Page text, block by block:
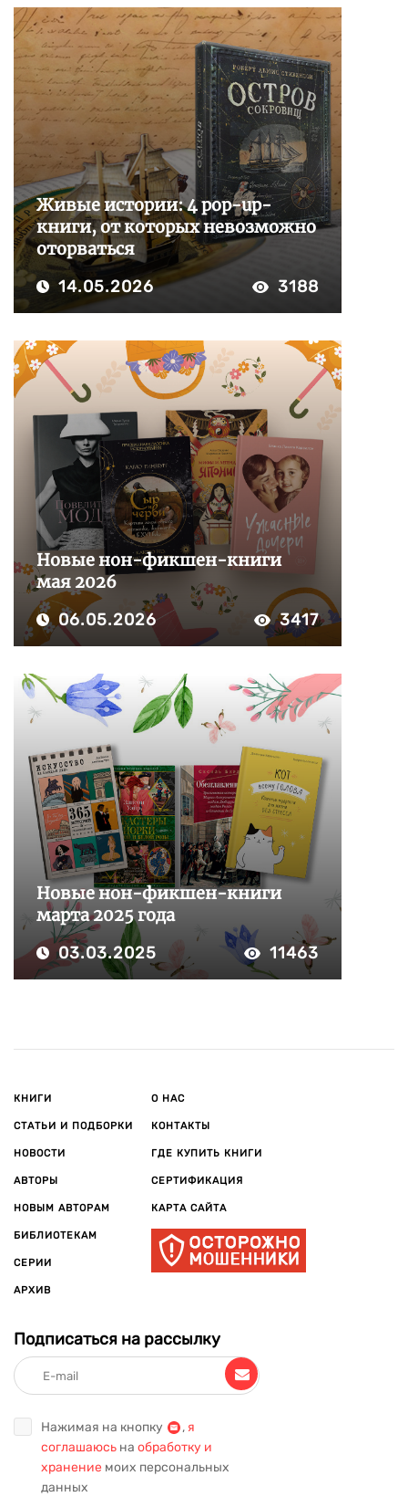
Живые истории: 4 pop-up-
книги, от которых невозможно
оторваться
14.05.2026 3188
Новые нон-фикшен-книги
мая 2026
06.05.2026 3417
Новые нон-фикшен-книги
марта 2025 года
03.03.2025 11463
КНИГИ
СТАТЬИ И ПОДБОРКИ
НОВОСТИ
АВТОРЫ
НОВЫМ АВТОРАМ
БИБЛИОТЕКАМ
СЕРИИ
АРХИВ
О НАС
КОНТАКТЫ
ГДЕ КУПИТЬ КНИГИ
СЕРТИФИКАЦИЯ
КАРТА САЙТА
Подписаться на рассылку
Нажимая на кнопку , я
соглашаюсь на обработку и
хранение моих персональных
данных